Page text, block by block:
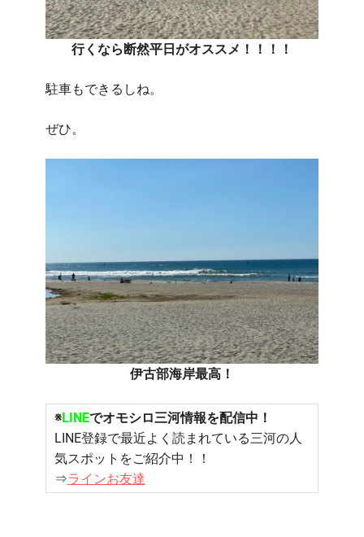
行くなら断然平日がオススメ！！！！
駐車もできるしね。
ぜひ。
伊古部海岸最高！
※LINEでオモシロ三河情報を配信中！
LINE登録で最近よく読まれている三河の人
気スポットをご紹介中！！
⇒ラインお友達